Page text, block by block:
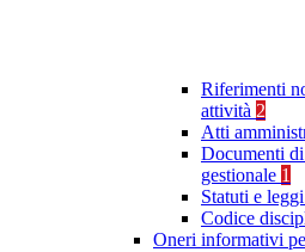
Riferimenti
attività 2
Atti
Documenti
gestionale 1
Statuti e
Codice
Oneri informativi